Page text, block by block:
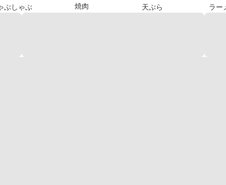
ぶしゃぶ 焼肉 天ぷら ラー